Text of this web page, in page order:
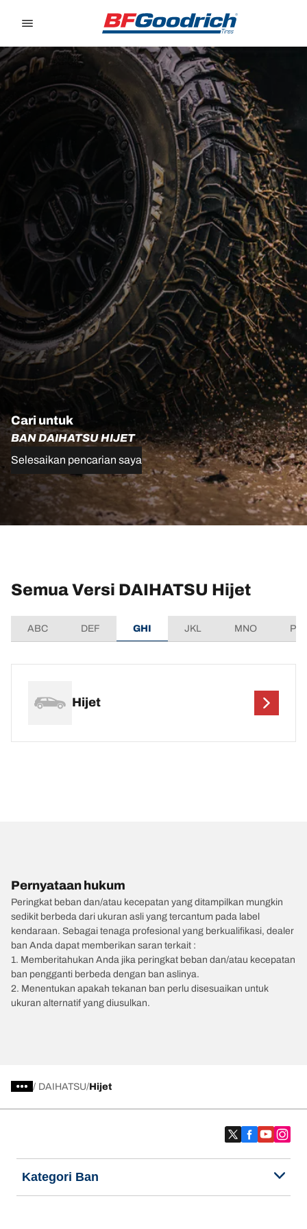
Cari untuk
BAN DAIHATSU HIJET
Selesaikan pencarian saya
Semua Versi DAIHATSU Hijet
ABC DEF GHI JKL MNO
Hijet
Pernyataan hukum
Peringkat beban dan/atau kecepatan yang ditampilkan mungkin
sedikit berbeda dari ukuran asli yang tercantum pada label
kendaraan. Sebagai tenaga profesional yang berkualifikasi, dealer
ban Anda dapat memberikan saran terkait :
1. Memberitahukan Anda jika peringkat beban dan/atau kecepatan
ban pengganti berbeda dengan ban aslinya.
2. Menentukan apakah tekanan ban perlu disesuaikan untuk
ukuran alternatif yang diusulkan.
/ DAIHATSU Hijet
Kategori Ban